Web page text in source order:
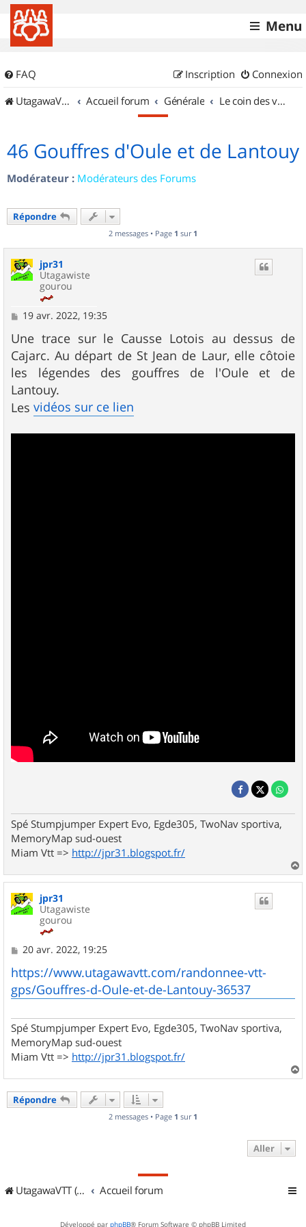
Menu
FAQ Connexion
Inscription
UtagawaVTT (Randos VTT et VTTAE avec traces GPS)
Accueil forum Générale Le coin des vidéastes
46 Gouffres d'Oule et de Lantouy
Modérateur : Modérateurs des Forums
Répondre
2 messages • Page 1 sur 1
jpr31
Utagawiste
gourou
M
s
s
a
g
e
19 avr. 2022, 19:35
Une trace sur le Causse Lotois au dessus de
Cajarc. Au départ de St Jean de Laur, elle côtoie
les légendes des gouffres de l'Oule et de
Lantouy.
Les vidéos sur ce lien
Spé Stumpjumper Expert Evo, Egde305, TwoNav sportiva,
MemoryMap sud-ouest
Miam Vtt => http://jpr31.blogspot.fr/
a
u
jpr31
Utagawiste
gourou
M
s
s
a
g
20 avr. 2022, 19:25
https://www.utagawavtt.com/randonnee-vtt-
gps/Gouffres-d-Oule-et-de-Lantouy-36537
Spé Stumpjumper Expert Evo, Egde305, TwoNav sportiva,
MemoryMap sud-ouest
Miam Vtt => http://jpr31.blogspot.fr/
a
Répondre
2 messages • Page 1 sur 1
Aller
UtagawaVTT (Randos VTT et VTTAE avec traces GPS) Accueil forum
Développé par phpBB® Forum Software © phpBB Limited